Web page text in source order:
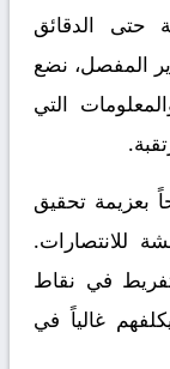
حتى الدقائق
المفصل، نضع
التي
بعزيمة تحقيق
للانتصارات.
في نقاط
غالياً في